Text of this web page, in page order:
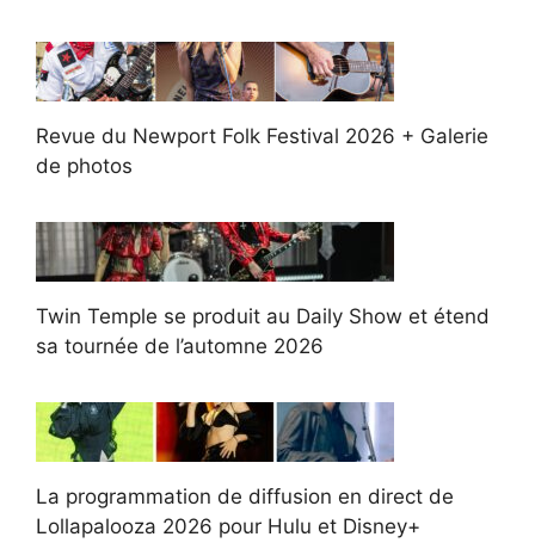
Revue du Newport Folk Festival 2026 + Galerie
de photos
Twin Temple se produit au Daily Show et étend
sa tournée de l’automne 2026
La programmation de diffusion en direct de
Lollapalooza 2026 pour Hulu et Disney+